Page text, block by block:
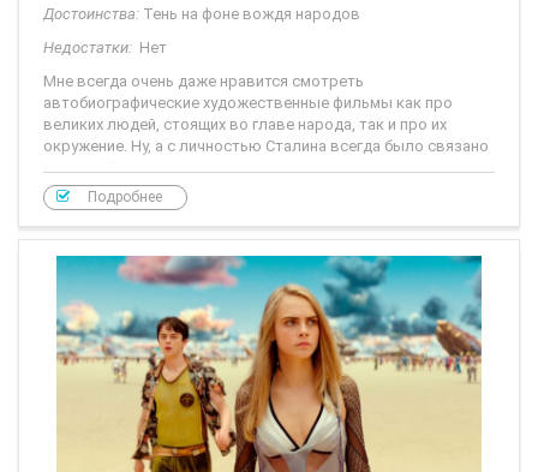
Достоинства: Тень на фоне вождя народов
Недостатки: Нет
Мне всегда очень даже нравится смотреть
автобиографические художественные фильмы как про
великих людей, стоящих во главе народа, так и про их
окружение. Ну, а с личностью Сталина всегда было связано
Подробнее